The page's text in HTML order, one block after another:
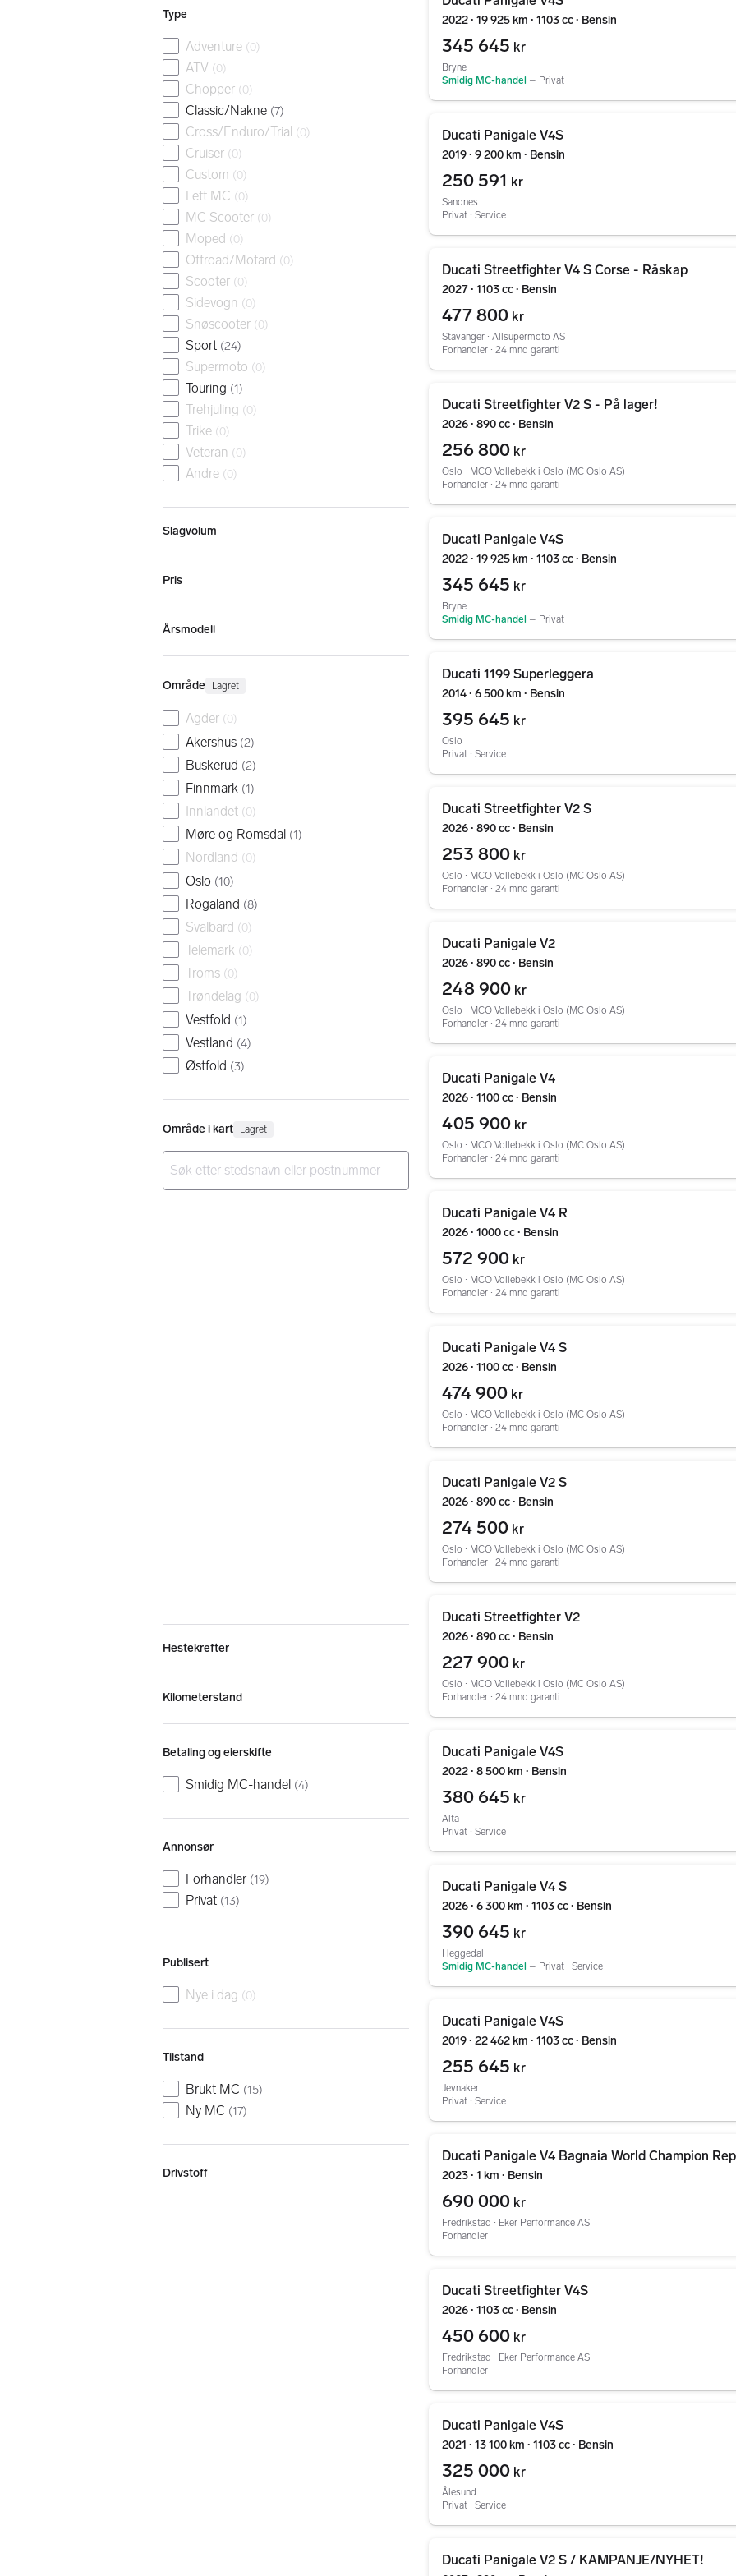
Type
Adventure (0)
ATV (0)
Chopper (0)
Classic/Nakne (7)
Cross/Enduro/Trial (0)
Cruiser (0)
Custom (0)
Lett MC (0)
MC Scooter (0)
Moped (0)
Offroad/Motard (0)
Scooter (0)
Sidevogn (0)
Snøscooter (0)
Sport (24)
Supermoto (0)
Touring (1)
Trehjuling (0)
Trike (0)
Veteran (0)
Andre (0)
Slagvolum
Pris
Årsmodell
Område Lagret
Agder (0)
Akershus (2)
Buskerud (2)
Finnmark (1)
Innlandet (0)
Møre og Romsdal (1)
Nordland (0)
Oslo (10)
Rogaland (8)
Svalbard (0)
Telemark (0)
Troms (0)
Trøndelag (0)
Vestfold (1)
Vestland (4)
Østfold (3)
Område i kart Lagret
Hestekrefter
Kilometerstand
Betaling og eierskifte
Smidig MC-handel (4)
Annonsør
Forhandler (19)
Privat (13)
Publisert
Nye i dag (0)
Tilstand
Brukt MC (15)
Ny MC (17)
Drivstoff
2022 ∙ 19 925 km ∙ 1103 cc ∙ Bensin
345 645 kr
Bryne
Smidig MC-handel – Privat
Ducati Panigale V4S
2019 ∙ 9 200 km ∙ Bensin
250 591 kr
Sandnes
Privat ∙ Service
Ducati Streetfighter V4 S Corse - Råskap
2027 ∙ 1103 cc ∙ Bensin
477 800 kr
Stavanger ∙ Allsupermoto AS
Forhandler ∙ 24 mnd garanti
Ducati Streetfighter V2 S - På lager!
2026 ∙ 890 cc ∙ Bensin
256 800 kr
Oslo ∙ MCO Vollebekk i Oslo (MC Oslo AS)
Forhandler ∙ 24 mnd garanti
Ducati Panigale V4S
2022 ∙ 19 925 km ∙ 1103 cc ∙ Bensin
345 645 kr
Bryne
Smidig MC-handel – Privat
Ducati 1199 Superleggera
2014 ∙ 6 500 km ∙ Bensin
395 645 kr
Oslo
Privat ∙ Service
Ducati Streetfighter V2 S
2026 ∙ 890 cc ∙ Bensin
253 800 kr
Oslo ∙ MCO Vollebekk i Oslo (MC Oslo AS)
Forhandler ∙ 24 mnd garanti
Ducati Panigale V2
2026 ∙ 890 cc ∙ Bensin
248 900 kr
Oslo ∙ MCO Vollebekk i Oslo (MC Oslo AS)
Forhandler ∙ 24 mnd garanti
Ducati Panigale V4
2026 ∙ 1100 cc ∙ Bensin
405 900 kr
Oslo ∙ MCO Vollebekk i Oslo (MC Oslo AS)
Forhandler ∙ 24 mnd garanti
Ducati Panigale V4 R
2026 ∙ 1000 cc ∙ Bensin
572 900 kr
Oslo ∙ MCO Vollebekk i Oslo (MC Oslo AS)
Forhandler ∙ 24 mnd garanti
Ducati Panigale V4 S
2026 ∙ 1100 cc ∙ Bensin
474 900 kr
Oslo ∙ MCO Vollebekk i Oslo (MC Oslo AS)
Forhandler ∙ 24 mnd garanti
Ducati Panigale V2 S
2026 ∙ 890 cc ∙ Bensin
274 500 kr
Oslo ∙ MCO Vollebekk i Oslo (MC Oslo AS)
Forhandler ∙ 24 mnd garanti
Ducati Streetfighter V2
2026 ∙ 890 cc ∙ Bensin
227 900 kr
Oslo ∙ MCO Vollebekk i Oslo (MC Oslo AS)
Forhandler ∙ 24 mnd garanti
Ducati Panigale V4S
2022 ∙ 8 500 km ∙ Bensin
380 645 kr
Alta
Privat ∙ Service
Ducati Panigale V4 S
2026 ∙ 6 300 km ∙ 1103 cc ∙ Bensin
390 645 kr
Heggedal
Smidig MC-handel – Privat ∙ Service
Ducati Panigale V4S
2019 ∙ 22 462 km ∙ 1103 cc ∙ Bensin
255 645 kr
Jevnaker
Privat ∙ Service
Ducati Panigale V4 Bagnaia World Champion
2023 ∙ 1 km ∙ Bensin
690 000 kr
Fredrikstad ∙ Eker Performance AS
Forhandler
Ducati Streetfighter V4S
2026 ∙ 1103 cc ∙ Bensin
450 600 kr
Fredrikstad ∙ Eker Performance AS
Forhandler
Ducati Panigale V4S
2021 ∙ 13 100 km ∙ 1103 cc ∙ Bensin
325 000 kr
Ålesund
Privat ∙ Service
Ducati Panigale V2 S / KAMPANJE/NYHET!